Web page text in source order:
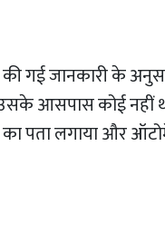
की गई जानकारी के
आसपास कोई नहीं
पता लगाया और